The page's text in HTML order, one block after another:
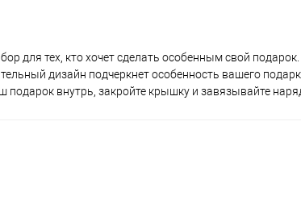
для тех, кто хочет сделать особенным свой
дизайн подчеркнет особенность вашего
подарок внутрь, закройте крышку и завязывайте